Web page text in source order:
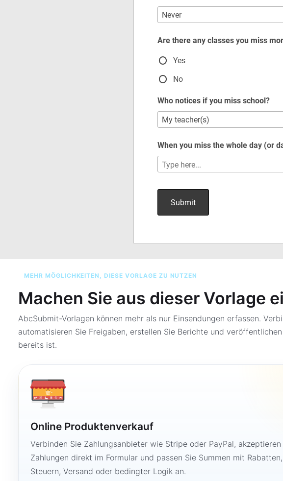
MEHR MÖGLICHKEITEN, DIESE VORLAGE ZU NUTZEN
Machen Sie aus dieser Vorlage
AbcSubmit-Vorlagen können mehr als nur Einsendungen erfassen.
automatisieren Sie Freigaben, erstellen Sie Berichte und
bereits ist.
Online Produktenverkauf
Verbinden Sie Zahlungsanbieter wie Stripe oder PayPal, akzeptieren
Zahlungen direkt im Formular und passen Sie Summen mit Rabatten,
Steuern, Versand oder bedingter Logik an.